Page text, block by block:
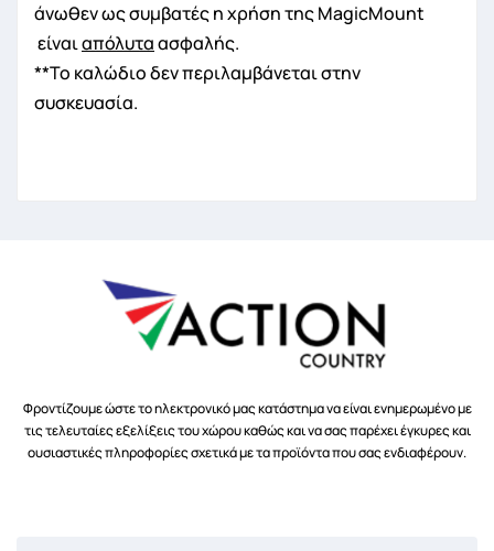
άνωθεν ως συμβατές η χρήση της MagicΜount
είναιαπόλυταασφαλής.
**Το καλώδιο δεν περιλαμβάνεται στην
συσκευασία.
Φροντίζουμε ώστε το ηλεκτρονικό μας κατάστημα να είναι ενημερωμένο με
τις τελευταίες εξελίξεις του χώρου καθώς και να σας παρέχει έγκυρες και
ουσιαστικές πληροφορίες σχετικά με τα προϊόντα που σας ενδιαφέρουν.